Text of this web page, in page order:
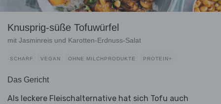
Knusprig-süße Tofuwürfel
mit Jasminreis und Karotten-Erdnuss-Salat
SCHARF VEGAN OHNE MILCHPRODUKTE PROTEIN+
Das Gericht
Als leckere Fleischalternative hat sich Tofu auch